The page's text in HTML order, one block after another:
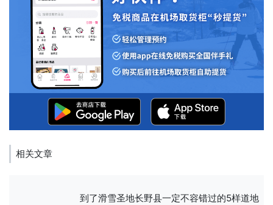
相关文章
到了滑雪圣地长野县一定不容错过的5样道地